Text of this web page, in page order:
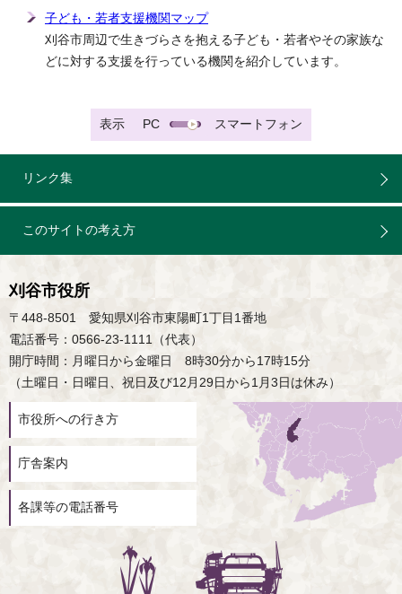
子ども・若者支援機関マップ
刈谷市周辺で生きづらさを抱える子ども・若者やその家族な
どに対する支援を行っている機関を紹介しています。
表示 PC スマートフォン
リンク集
このサイトの考え方
刈谷市役所
〒448-8501 愛知県刈谷市東陽町1丁目1番地
電話番号：0566-23-1111（代表）
開庁時間：月曜日から金曜日 8時30分から17時15分
（土曜日・日曜日、祝日及び12月29日から1月3日は休み）
市役所への行き方
庁舎案内
各課等の電話番号